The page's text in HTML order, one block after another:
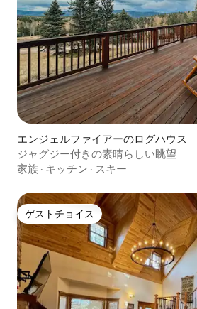
エンジェルファイアーのログハウス
ジャグジー付きの素晴らしい眺望
家族 · キッチン · スキー
ゲストチョイス
ゲストチョイス